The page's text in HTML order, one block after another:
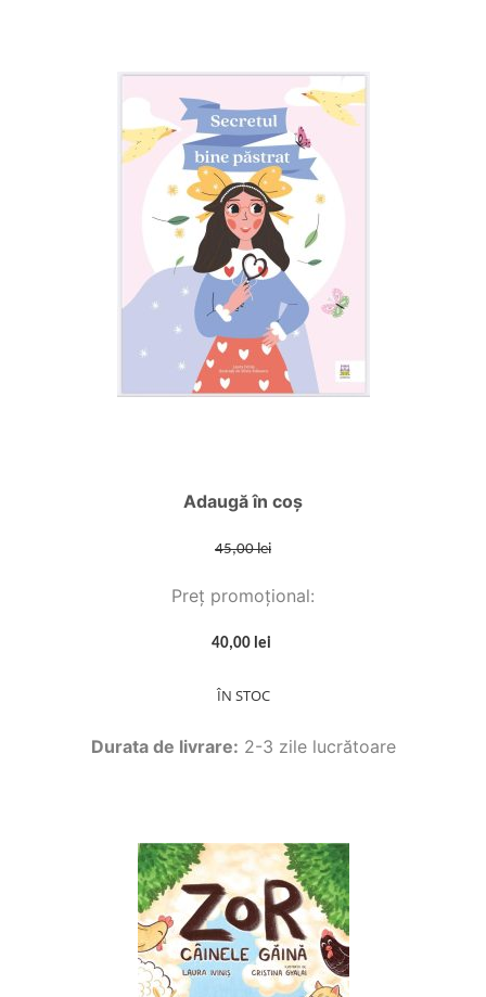
Adaugă în coș
45,00 lei
Preț promoțional:
40,00 lei
ÎN STOC
Durata de livrare: 2-3 zile lucrătoare